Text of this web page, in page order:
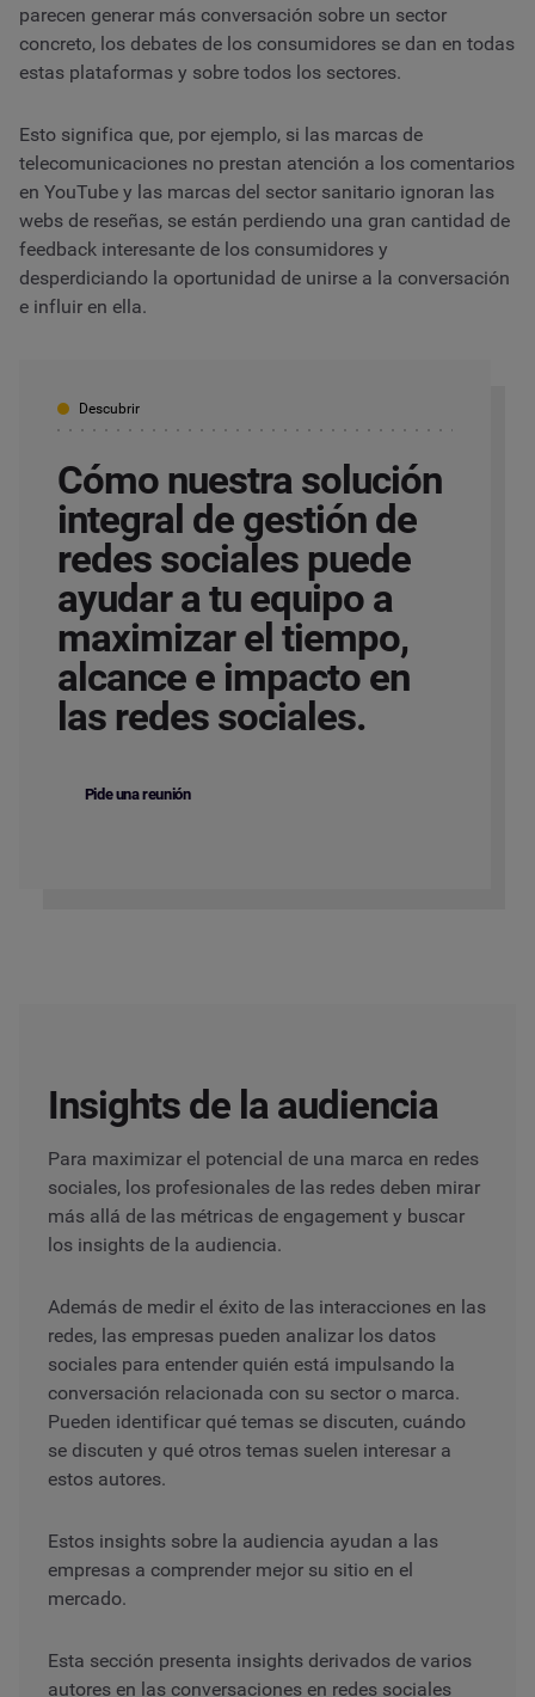
parecen generar más conversación sobre un sector
concreto, los debates de los consumidores se dan en todas
estas plataformas y sobre todos los sectores.
Esto significa que, por ejemplo, si las marcas de
telecomunicaciones no prestan atención a los comentarios
en YouTube y las marcas del sector sanitario ignoran las
webs de reseñas, se están perdiendo una gran cantidad de
feedback interesante de los consumidores y
desperdiciando la oportunidad de unirse a la conversación
e influir en ella.
Descubrir
Cómo nuestra solución
integral de gestión de
redes sociales puede
ayudar a tu equipo a
maximizar el tiempo,
alcance e impacto en
las redes sociales.
Pide una reunión
Insights de la audiencia
Para maximizar el potencial de una marca en redes
sociales, los profesionales de las redes deben mirar
más allá de las métricas de engagement y buscar
los insights de la audiencia.
Además de medir el éxito de las interacciones en las
redes, las empresas pueden analizar los datos
sociales para entender quién está impulsando la
conversación relacionada con su sector o marca.
Pueden identificar qué temas se discuten, cuándo
se discuten y qué otros temas suelen interesar a
estos autores.
Estos insights sobre la audiencia ayudan a las
empresas a comprender mejor su sitio en el
mercado.
Esta sección presenta insights derivados de varios
autores en las conversaciones en redes sociales